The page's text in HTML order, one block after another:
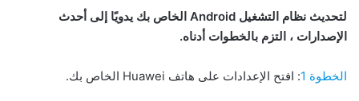
لتحديث نظام التشغيل الخاص بك يدويًا إلى أحدث
الإصدارات ، التزم بالخطوات أدناه.
الخطوة 1 : افتح الإعدادات على هاتف Huawei الخاص بك.